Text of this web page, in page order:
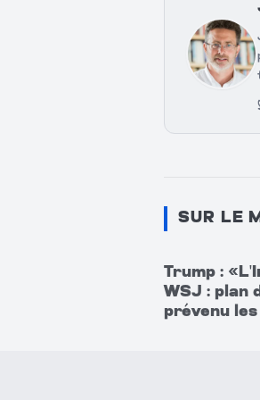
SUR LE
Trump :
WSJ : plan
prévenu les